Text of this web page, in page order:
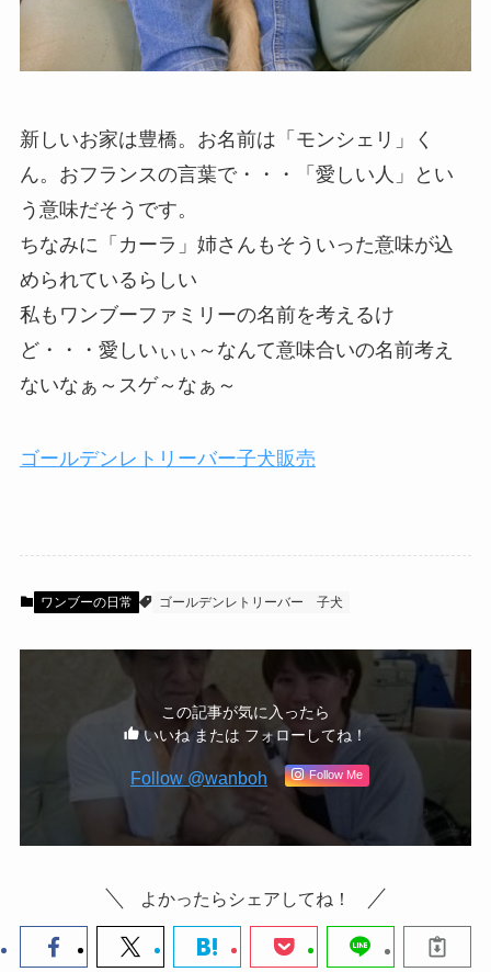
新しいお家は豊橋。お名前は「モンシェリ」く
ん。おフランスの言葉で・・・「愛しい人」とい
う意味だそうです。
ちなみに「カーラ」姉さんもそういった意味が込
められているらしい
私もワンブーファミリーの名前を考えるけ
ど・・・愛しいぃぃ～なんて意味合いの名前考え
ないなぁ～スゲ～なぁ～
ゴールデンレトリーバー子犬販売
ワンブーの日常 ゴールデンレトリーバー 子犬
この記事が気に入ったら
いいね または フォローしてね！
Follow @wanboh Follow Me
よかったらシェアしてね！